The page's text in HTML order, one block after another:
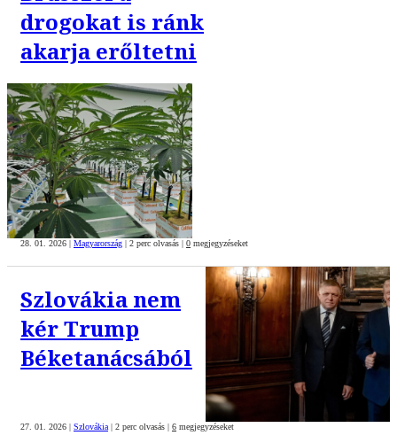
drogokat is ránk
akarja erőltetni
28. 01. 2026 | Magyarország | 2 perc olvasás | 0 megjegyzéseket
Szlovákia nem
kér Trump
Béketanácsából
27. 01. 2026 | Szlovákia | 2 perc olvasás | 6 megjegyzéseket